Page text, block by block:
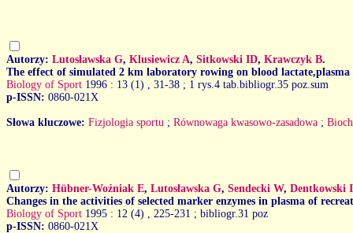
Autorzy: Lutosławska G, Klusiewicz A, Sitkowski ID, Krawczyk B.
The effect of simulated 2 km laboratory rowing on blood
Biology of Sport 1996 : 13 (1)
, 31-38 ; 1 rys.4 tab.bibliogr.35 poz.sum
p-ISSN: 0860-021X
Słowa kluczowe: Fizjologia sportu ; Równowaga kwasowo-zasadowa ;
Autorzy: Hübner-Woźniak E, Lutosławska G, Sendecki W, Dentkowski
Changes in the activities of selected marker enzymes in plasma of
Biology of Sport 1995 : 12 (4)
, 225-231 ; bibliogr.31 poz
p-ISSN: 0860-021X